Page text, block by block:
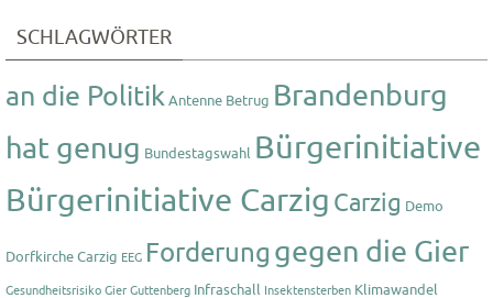
SCHLAGWÖRTER
an die PolitikAntenne Betrug Brandenburg
hat genug Bundestagswahl Bürgerinitiative
Bürgerinitiative Carzig Carzig Demo
Dorfkirche Carzig EEG Forderung gegen die Gier
Gesundheitsrisiko Gier Guttenberg Infraschall Insektensterben Klimawandel